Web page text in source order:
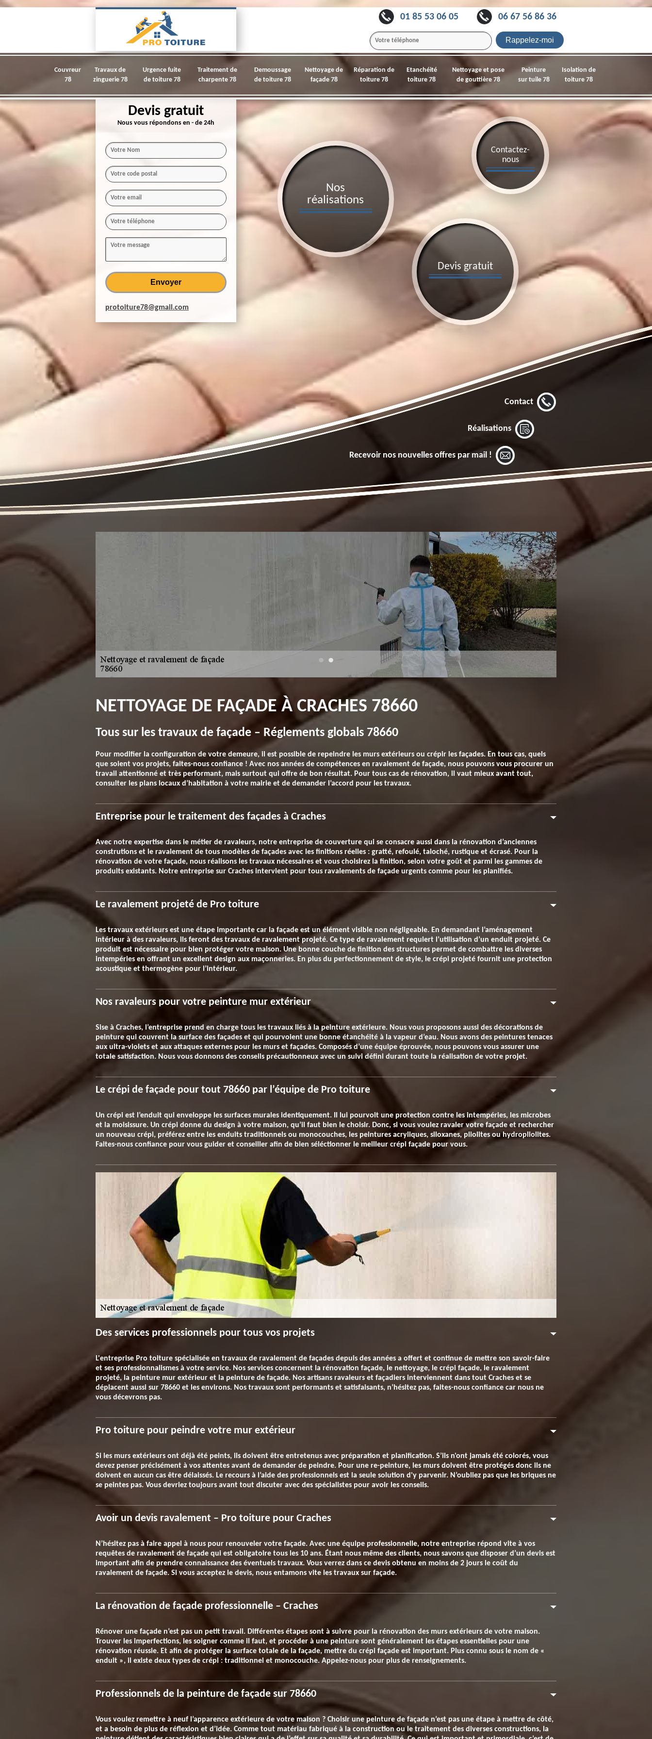
01 85 53 06 05 06 67 56 86 36
Couvreur
78
Travaux de
zinguerie 78
Urgence fuite
de toiture 78
Traitement de
charpente 78
Demoussage
de toiture 78
Nettoyage de
façade 78
Réparation de
toiture 78
Etanchéité
toiture 78
Nettoyage et pose
de gouttière 78
Peinture
sur tuile 78
Isolation de
toiture 78
Devis gratuit
Nous vous répondons en - de 24h
protoiture78@gmail.com
Devis gratuit
Contactez-
nous
Nos
réalisations
Contact
Réalisations
Recevoir nos nouvelles offres par mail !
NETTOYAGE DE FAÇADE À CRACHES 78660
Tous sur les travaux de façade – Réglements globals 78660
Pour modifier la configuration de votre demeure, il est possible de repeindre les murs extérieurs ou crépir les façades. En tous cas, quels
que soient vos projets, faites-nous confiance ! Avec nos années de compétences en ravalement de façade, nous pouvons vous procurer un
travail attentionné et très performant, mais surtout qui offre de bon résultat. Pour tous cas de rénovation, il vaut mieux avant tout,
consulter les plans locaux d’habitation à votre mairie et de demander l’accord pour les travaux.
Entreprise pour le traitement des façades à Craches
Avec notre expertise dans le métier de ravaleurs, notre entreprise de couverture qui se consacre aussi dans la rénovation d’anciennes
construtions et le ravalement de tous modèles de façades avec les finitions réelles : gratté, refoulé, taloché, rustique et écrasé. Pour la
rénovation de votre façade, nous réalisons les travaux nécessaires et vous choisirez la finition, selon votre goût et parmi les gammes de
produits existants. Notre entreprise sur Craches intervient pour tous ravalements de façade urgents comme pour les planifiés.
Le ravalement projeté de Pro toiture
Les travaux extérieurs est une étape importante car la façade est un élément visible non négligeable. En demandant l’aménagement
intérieur à des ravaleurs, ils feront des travaux de ravalement projeté. Ce type de ravalement requiert l’utilisation d’un enduit projeté. Ce
produit est nécessaire pour bien protéger votre maison. Une bonne couche de finition des structures permet de combattre les diverses
intempéries en offrant un excellent design aux maçonneries. En plus du perfectionnement de style, le crépi projeté fournit une protection
acoustique et thermogène pour l’intérieur.
Nos ravaleurs pour votre peinture mur extérieur
Sise à Craches, l’entreprise prend en charge tous les travaux liés à la peinture extérieure. Nous vous proposons aussi des décorations de
peinture qui couvrent la surface des façades et qui pourvoient une bonne étanchéité à la vapeur d’eau. Nous avons des peintures tenaces
aux ultra-violets et aux attaques externes pour les murs et façades. Composés d’une équipe éprouvée, nous pouvons vous assurer une
totale satisfaction. Nous vous donnons des conseils précautionneux avec un suivi défini durant toute la réalisation de votre projet.
Le crépi de façade pour tout 78660 par l’équipe de Pro toiture
Un crépi est l’enduit qui enveloppe les surfaces murales identiquement. Il lui pourvoit une protection contre les intempéries, les microbes
et la moisissure. Un crépi donne du design à votre maison, qu’il faut bien le choisir. Donc, si vous voulez ravaler votre façade et rechercher
un nouveau crépi, préférez entre les enduits traditionnels ou monocouches, les peintures acryliques, siloxanes, pliolites ou hydropliolites.
Faites-nous confiance pour vous guider et conseiller afin de bien séléctionner le meilleur crépi façade pour vous.
Des services professionnels pour tous vos projets
L'entreprise Pro toiture spécialisée en travaux de ravalement de façades depuis des années a offert et continue de mettre son savoir-faire
et ses professionnalismes à votre service. Nos services concernent la rénovation façade, le nettoyage, le crépi façade, le ravalement
projeté, la peinture mur extérieur et la peinture de façade. Nos artisans ravaleurs et façadiers interviennent dans tout Craches et se
déplacent aussi sur 78660 et les environs. Nos travaux sont performants et satisfaisants, n’hésitez pas, faites-nous confiance car nous ne
vous décevrons pas.
Pro toiture pour peindre votre mur extérieur
Si les murs extérieurs ont déjà été peints, ils doivent être entretenus avec préparation et planification. S’ils n'ont jamais été colorés, vous
devez penser précisément à vos attentes avant de demander de peindre. Pour une re-peinture, les murs doivent être protégés donc ils ne
doivent en aucun cas être délaissés. Le recours à l’aide des professionnels est la seule solution d'y parvenir. N’oubliez pas que les briques ne
se peintes pas. Vous devriez toujours avant tout discuter avec des spécialistes pour avoir les conseils.
Avoir un devis ravalement – Pro toiture pour Craches
N’hésitez pas à faire appel à nous pour renouveler votre façade. Avec une équipe professionnelle, notre entreprise répond vite à vos
requêtes de ravalement de façade qui est obligatoire tous les 10 ans. Étant nous même des clients, nous savons que disposer d’un devis est
important afin de prendre connaissance des éventuels travaux. Vous verrez dans ce devis obtenu en moins de 2 jours le coût du
ravalement de façade. Si vous acceptez le devis, nous entamons vite les travaux sur façade.
La rénovation de façade professionnelle – Craches
Rénover une façade n’est pas un petit travail. Différentes étapes sont à suivre pour la rénovation des murs extérieurs de votre maison.
Trouver les imperfections, les soigner comme il faut, et procéder à une peinture sont généralement les étapes essentielles pour une
rénovation réussie. Et afin de protéger la surface totale de la façade, mettre du crépi façade est important. Plus connu sous le nom de «
enduit », il existe deux types de crépi : traditionnel et monocouche. Appelez-nous pour plus de renseignements.
Professionnels de la peinture de façade sur 78660
Vous voulez remettre à neuf l’apparence extérieure de votre maison ? Choisir une peinture de façade n’est pas une étape à mettre de côté,
et a besoin de plus de réflexion et d’idée. Comme tout matériau fabriqué à la construction ou le traitement des diverses constructions, la